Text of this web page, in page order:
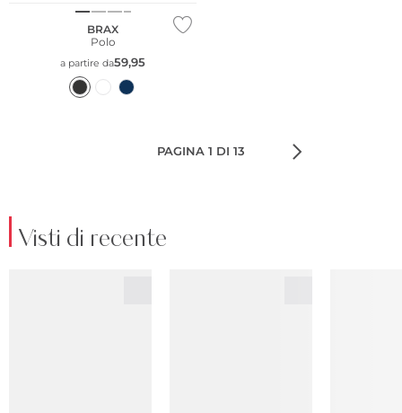
BRAX
Polo
a partire da59,95
PAGINA 1 DI 13
Visti di recente